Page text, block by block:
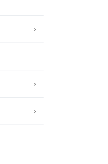
›
›
›